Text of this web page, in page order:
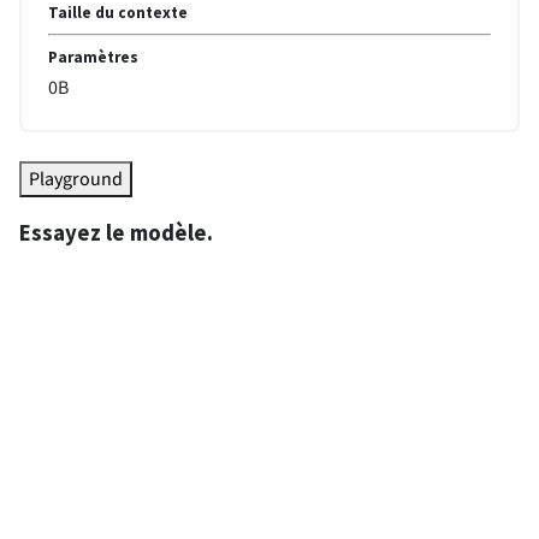
Taille du contexte
Paramètres
0B
Playground
Essayez le modèle.